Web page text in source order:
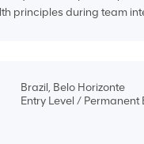
principles during team
Brazil, Belo Horizonte
Entry Level / Permanent